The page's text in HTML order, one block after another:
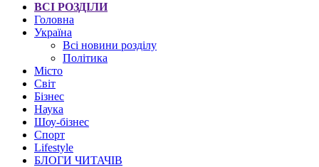
ВСІ РОЗДІЛИ
Головна
Україна
Всі новини розділу
Політика
Місто
Світ
Бізнес
Наука
Шоу-бізнес
Спорт
Lifestyle
БЛОГИ ЧИТАЧІВ